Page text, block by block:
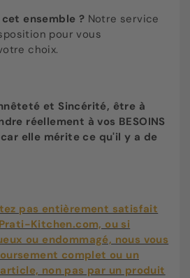
ensemble ? Notre service
pour vous
choix.
et Sincérité, être à
réellement à vos BESOINS
elle mérite ce qu'il y a de
pas entièrement satisfait
Kitchen.com, ou si
ou endommagé, nous vous
complet ou un
non pas par un produit